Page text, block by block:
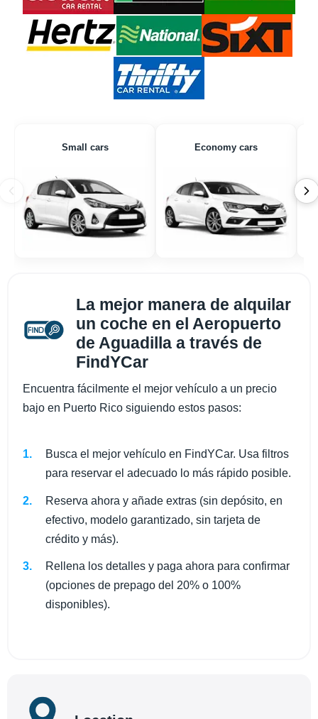
Small cars Economy cars
La mejor manera de alquilar
un coche en el Aeropuerto
de Aguadilla a través de
FindYCar
Encuentra fácilmente el mejor vehículo a un precio
bajo en Puerto Rico siguiendo estos pasos:
Busca el mejor vehículo en FindYCar. Usa filtros
para reservar el adecuado lo más rápido posible.
Reserva ahora y añade extras (sin depósito, en
efectivo, modelo garantizado, sin tarjeta de
crédito y más).
Rellena los detalles y paga ahora para confirmar
(opciones de prepago del 20% o 100%
disponibles).